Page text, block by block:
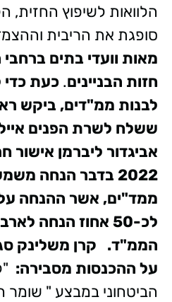
הלוואות לשיפוץ החזית,
סופגת את הריבית
מאות וועדי בתים
חזות הבניינים. כעת כדי
לבנות ממ"דים, ביקש
ששלח לשרת הפנים
אביגדור ליברמן אישור
2022 בדבר הנחה
ממד"ים, אשר ההנחה
לכ-50 אחוז הנחה
הממ"ד.
קרן משלינק
על ההכנסות מסבירה:
הביטחוני במבצע "